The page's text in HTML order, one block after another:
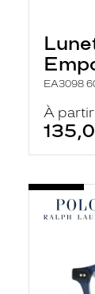
EA3098
À